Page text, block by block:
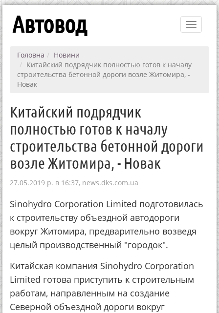
Toggle
Автовод
Головна
Новини
Китайский подрядчик полностью готов к началу
строительства бетонной дороги возле Житомира, -
Новак
Китайский подрядчик
полностью готов к началу
строительства бетонной дороги
возле Житомира, - Новак
27.05.2019 р. в 16:37, news.dks.com.ua
Sinohydro Corporation Limited подготовилась
к строительству объездной автодороги
вокруг Житомира, предварительно возведя
целый производственный "городок".
Китайская компания Sinohydro Corporation
Limited готова приступить к строительным
работам, направленным на создание
Северной объездной дороги вокруг